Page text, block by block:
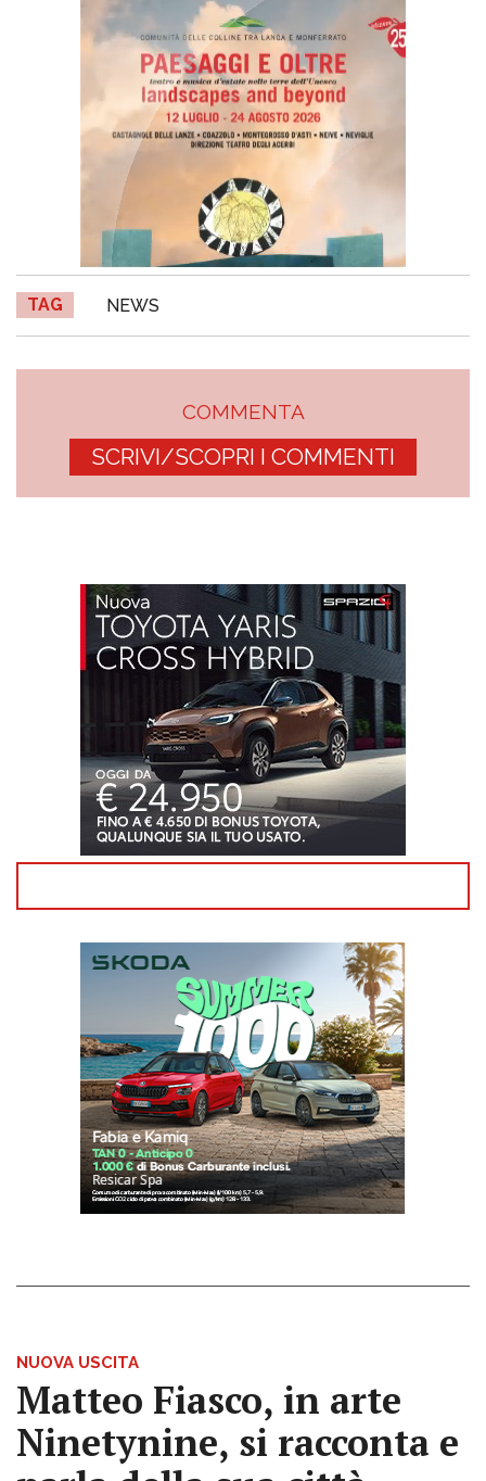
TAG NEWS
COMMENTA
SCRIVI/SCOPRI I COMMENTI
NUOVA USCITA
Matteo Fiasco, in arte
Ninetynine, si racconta e